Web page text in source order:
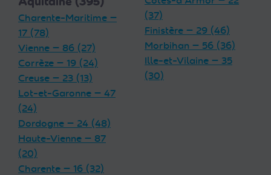
Charente-Maritime —
17 (78)
Vienne — 86 (27)
Corrèze — 19 (24)
Creuse — 23 (13)
Lot-et-Garonne — 47
(24)
Dordogne — 24 (48)
Haute-Vienne — 87
(20)
Charente — 16 (32)
(37)
Finistère — 29 (46)
Morbihan — 56 (36)
Ille-et-Vilaine — 35
(30)